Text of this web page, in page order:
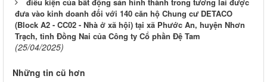
điều kiện của bất động sản hình thành trong tương lai được
đưa vào kinh doanh đối với 140 căn hộ Chung cư DETACO
(Block A2 - CC02 - Nhà ở xã hội) tại xã Phước An, huyện Nhơn
Trạch, tỉnh Đồng Nai của Công ty Cổ phần Đệ Tam
(25/04/2025)
Những tin cũ hơn